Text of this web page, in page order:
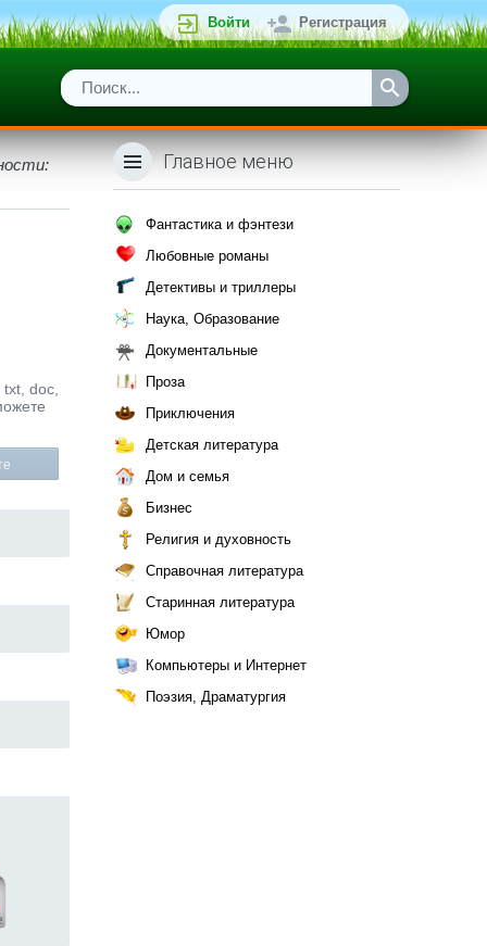
Войти Регистрация
doc,
Главное меню
Фантастика и фэнтези
Любовные романы
Детективы и триллеры
Наука, Образование
Документальные
Проза
Приключения
Детская литература
Дом и семья
Бизнес
Религия и духовность
Справочная литература
Старинная литература
Юмор
Компьютеры и Интернет
Поэзия, Драматургия